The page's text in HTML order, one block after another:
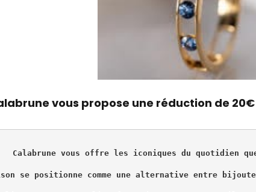
vous propose une réduction de 20€
Calabrune vous offre les iconiques du quotidien
se positionne comme une alternative entre